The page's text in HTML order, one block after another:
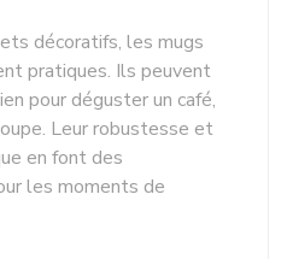
décoratifs, les mugs
pratiques. Ils peuvent
pour déguster un café,
Leur robustesse et
en font des
les moments de